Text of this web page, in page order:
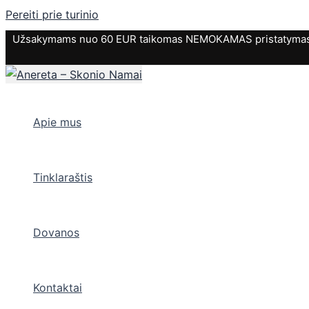
Pereiti prie turinio
Užsakymams nuo 60 EUR taikomas NEMOKAMAS
Apie mus
Tinklaraštis
Dovanos
Kontaktai